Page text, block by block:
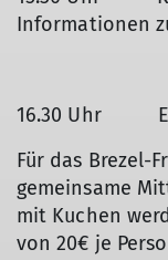
Informationen
16.30 Uhr
Für das Brezel-
gemeinsame
mit Kuchen
von 20€ je